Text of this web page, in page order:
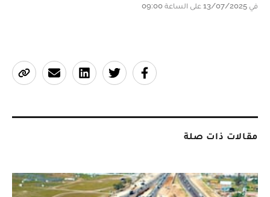
في 13/07/2025 على الساعة 09:00
مقالات ذات صلة